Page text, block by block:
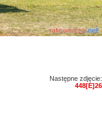
Następne zdjęcie:
448[E]26